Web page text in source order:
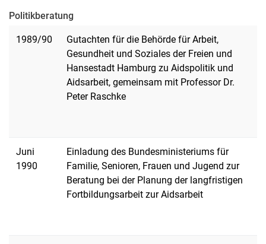
Politikberatung
1989/90
Gutachten für die Behörde für Arbeit,
Gesundheit und Soziales der Freien und
Hansestadt Hamburg zu Aidspolitik und
Aidsarbeit, gemeinsam mit Professor Dr.
Peter Raschke
Juni
1990
Einladung des Bundesministeriums für
Familie, Senioren, Frauen und Jugend zur
Beratung bei der Planung der langfristigen
Fortbildungsarbeit zur Aidsarbeit